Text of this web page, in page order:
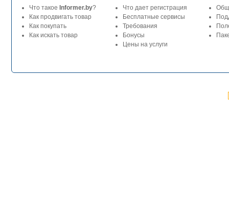
Что такое Informer.by?
Как продвигать товар
Как покупать
Как искать товар
Что дает регистрация
Бесплатные сервисы
Требования
Бонусы
Цены на услуги